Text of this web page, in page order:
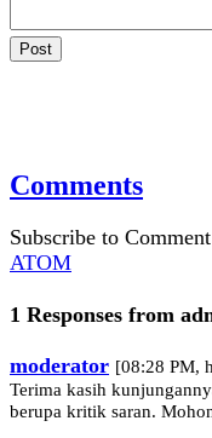
Comments
Subscribe to
ATOM
1 Responses from
moderator [08:28 PM,
Terima kasih
berupa kritik saran.